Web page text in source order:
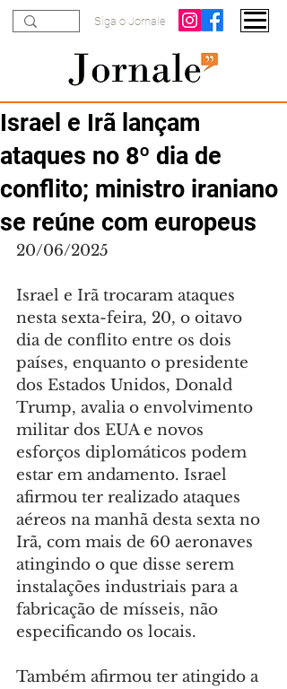
Siga o Jornale
Israel e Irã lançam
ataques no 8º dia de
conflito; ministro iraniano
se reúne com europeus
20/06/2025
Israel e Irã trocaram ataques
nesta sexta-feira, 20, o oitavo
dia de conflito entre os dois
países, enquanto o presidente
dos Estados Unidos, Donald
Trump, avalia o envolvimento
militar dos EUA e novos
esforços diplomáticos podem
estar em andamento. Israel
afirmou ter realizado ataques
aéreos na manhã desta sexta no
Irã, com mais de 60 aeronaves
atingindo o que disse serem
instalações industriais para a
fabricação de mísseis, não
especificando os locais.
Também afirmou ter atingido a